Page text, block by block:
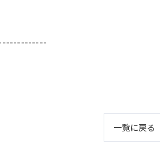
一覧に戻る